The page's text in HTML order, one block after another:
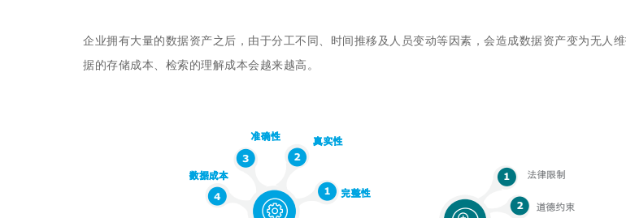
企业拥有大量的数据资产之后，由于分工不同、时间推移及人员变动等因素，会造成数据资产变为无人
据的存储成本、检索的理解成本会越来越高。